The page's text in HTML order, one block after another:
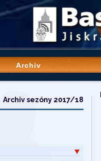
Archiv
Archiv sezóny 2017/18